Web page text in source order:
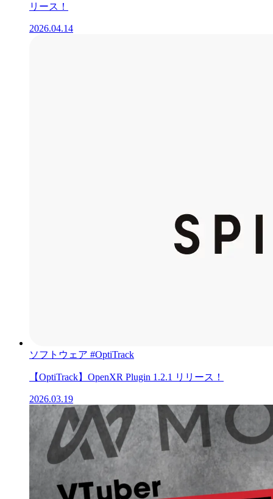
リース！
2026.04.14
ソフトウェア #OptiTrack
【OptiTrack】OpenXR Plugin 1.2.1 リリース！
2026.03.19